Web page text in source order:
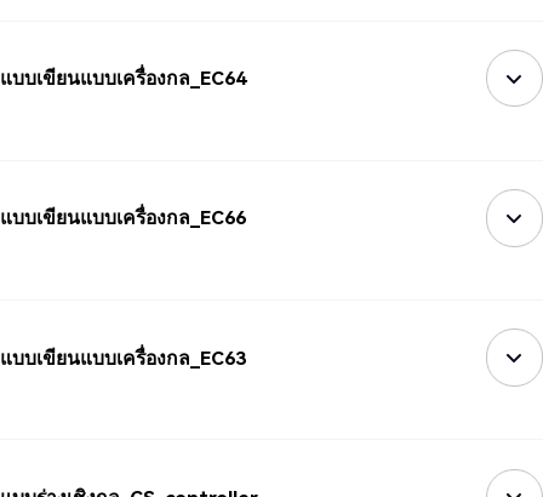
แบบเขียนแบบเครื่องกล_EC64
แบบเขียนแบบเครื่องกล_EC66
แบบเขียนแบบเครื่องกล_EC63